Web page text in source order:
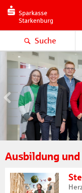
Suche
Ausbildung